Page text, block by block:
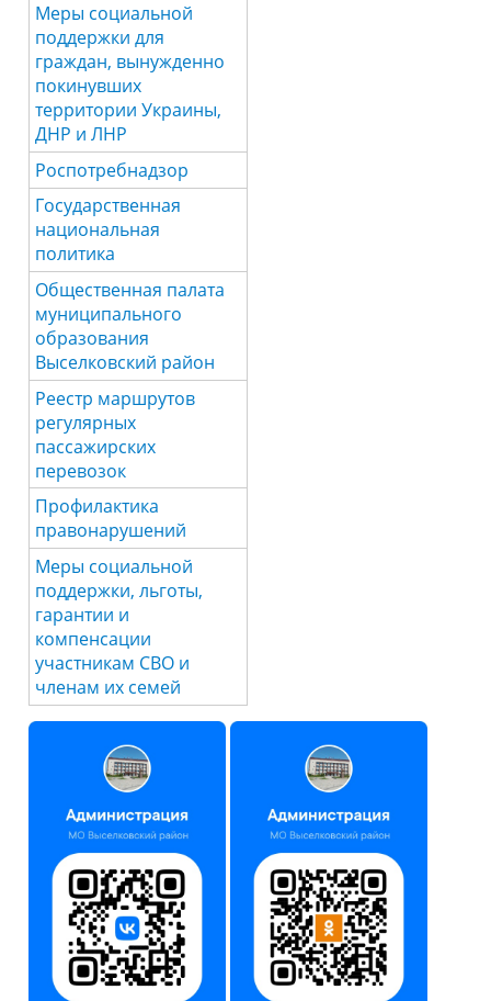
Меры социальной
поддержки для
граждан, вынужденно
покинувших
территории Украины,
ДНР и ЛНР
Роспотребнадзор
Государственная
национальная
политика
Общественная палата
муниципального
образования
Выселковский район
Реестр маршрутов
регулярных
пассажирских
перевозок
Профилактика
правонарушений
Меры социальной
поддержки, льготы,
гарантии и
компенсации
участникам СВО и
членам их семей